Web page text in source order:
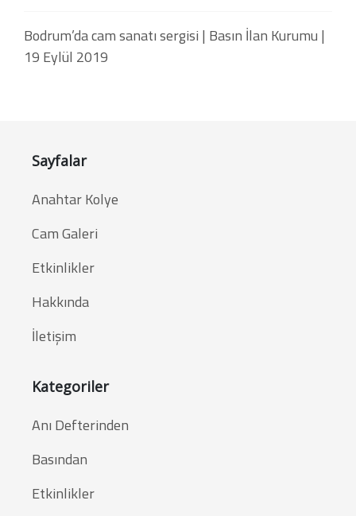
Bodrum’da cam sanatı sergisi | Basın İlan Kurumu |
19 Eylül 2019
Sayfalar
Anahtar Kolye
Cam Galeri
Etkinlikler
Hakkında
İletişim
Kategoriler
Anı Defterinden
Basından
Etkinlikler